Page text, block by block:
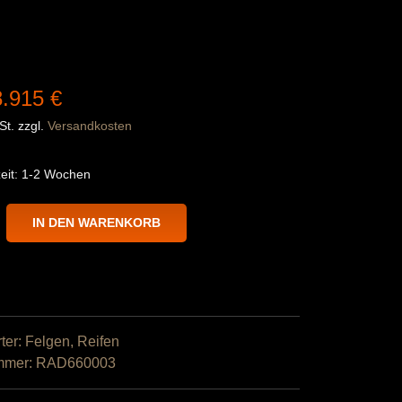
€
zzgl. Versandkosten
1-2 Wochen
IN DEN WARENKORB
Felgen, Reifen
RAD660003